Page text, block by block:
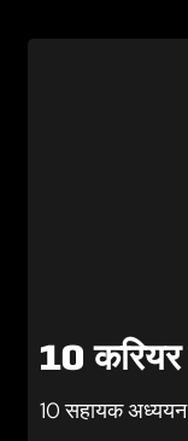
10 करियर
10 सहायक